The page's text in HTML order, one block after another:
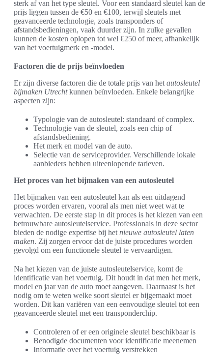
sterk af van het type sleutel. Voor een standaard sleutel kan de
prijs liggen tussen de €50 en €100, terwijl sleutels met
geavanceerde technologie, zoals transponders of
afstandsbedieningen, vaak duurder zijn. In zulke gevallen
kunnen de kosten oplopen tot wel €250 of meer, afhankelijk
van het voertuigmerk en -model.
Factoren die de prijs beïnvloeden
Er zijn diverse factoren die de totale prijs van het autosleutel
bijmaken Utrechtkunnen beïnvloeden. Enkele belangrijke
aspecten zijn:
Typologie van de autosleutel: standaard of complex.
Technologie van de sleutel, zoals een chip of
afstandsbediening.
Het merk en model van de auto.
Selectie van de serviceprovider. Verschillende lokale
aanbieders hebben uiteenlopende tarieven.
Het proces van het bijmaken van een autosleutel
Het bijmaken van een autosleutel kan als een uitdagend
proces worden ervaren, vooral als men niet weet wat te
verwachten. De eerste stap in dit proces is het kiezen van een
betrouwbare autosleutelservice. Professionals in deze sector
bieden de nodige expertise bij het nieuwe autosleutel laten
maken. Zij zorgen ervoor dat de juiste procedures worden
gevolgd om een functionele sleutel te vervaardigen.
Na het kiezen van de juiste autosleutelservice, komt de
identificatie van het voertuig. Dit houdt in dat men het merk,
model en jaar van de auto moet aangeven. Daarnaast is het
nodig om te weten welke soort sleutel er bijgemaakt moet
worden. Dit kan variëren van een eenvoudige sleutel tot een
geavanceerde sleutel met een transponderchip.
Controleren of er een originele sleutel beschikbaar is
Benodigde documenten voor identificatie meenemen
Informatie over het voertuig verstrekken